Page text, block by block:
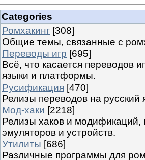
Categories
Ромхакинг [308]
Общие темы, связанные с
Переводы игр [695]
Всё, что касается переводов
языки и платформы.
Русификация [470]
Релизы переводов на русский
Мод-хаки [2218]
Релизы хаков и модификаций,
эмуляторов и устройств.
Утилиты [686]
Различные программы для